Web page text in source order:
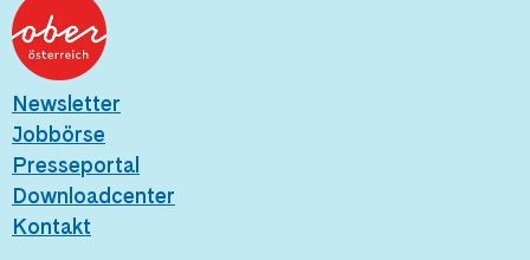
Newsletter
Jobbörse
Presseportal
Downloadcenter
Kontakt